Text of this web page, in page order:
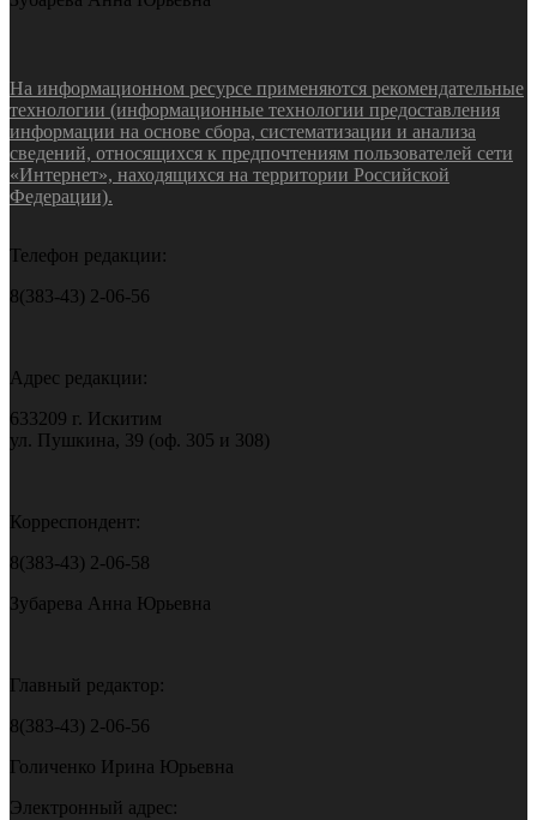
На информационном ресурсе применяются рекомендательные
технологии (информационные технологии предоставления
информации на основе сбора, систематизации и анализа
сведений, относящихся к предпочтениям пользователей сети
«Интернет», находящихся на территории Российской
Федерации).
Телефон редакции:
8(383-43) 2-06-56
Адрес редакции:
633209 г. Искитим
ул. Пушкина, 39 (оф. 305 и 308)
Корреспондент:
8(383-43) 2-06-58
Зубарева Анна Юрьевна
Главный редактор:
8(383-43) 2-06-56
Голиченко Ирина Юрьевна
Электронный адрес: